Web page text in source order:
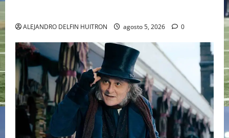
ALEJANDRO DELFIN HUITRON agosto 5, 2026 0